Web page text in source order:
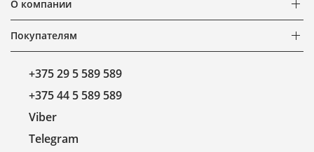
О компании
Покупателям
+375 29 5 589 589
+375 44 5 589 589
Viber
Telegram